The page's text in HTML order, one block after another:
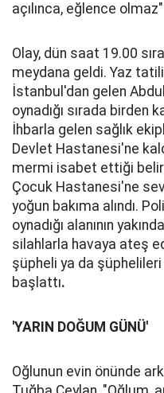
açılınca, eğlence
Olay, dün saat 19.00
meydana geldi. Yaz
İstanbul'dan gelen
oynadığı sırada birden
İhbarla gelen sağlık
Devlet Hastanesi'ne
mermi isabet ettiği
Çocuk Hastanesi'ne
yoğun bakıma alındı.
oynadığı alanının
silahlarla havaya ateş
şüpheli ya da
başlattı.
'YARIN DOĞUM GÜNÜ'
Oğlunun evin önünde